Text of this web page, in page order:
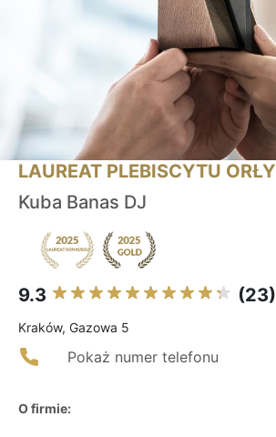
LAUREAT PLEBISCYTU ORŁY
Kuba Banas DJ
9.3 (23)
Kraków, Gazowa 5
Pokaż numer telefonu
O firmie: